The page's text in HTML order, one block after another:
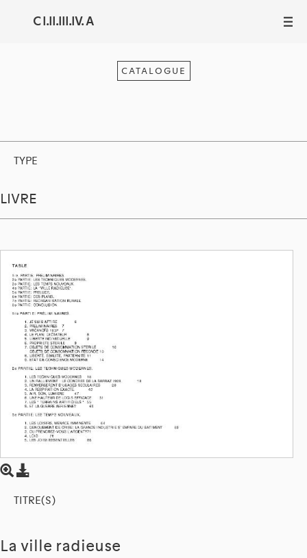
C I.II.III.IV. A III
CATALOGUE
TYPE
LIVRE
TITRE(S)
La ville radieuse